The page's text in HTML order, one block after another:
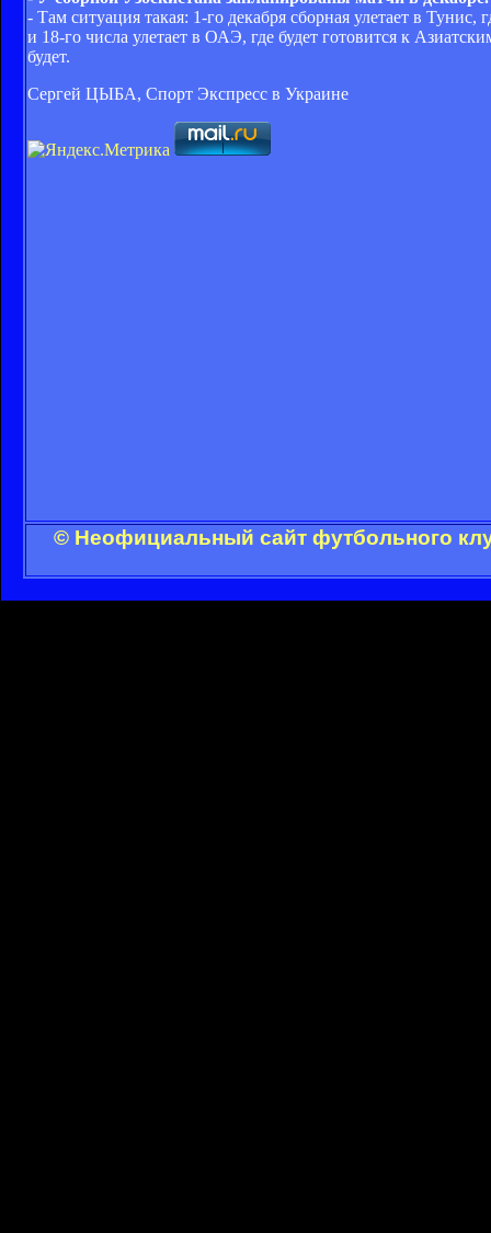
- Там ситуация такая: 1-го декабря сборная улетает в
и 18-го числа улетает в ОАЭ, где будет готовится к
будет.
Сергей ЦЫБА, Спорт Экспресс в Украине
© Неофициальный сайт футбольного